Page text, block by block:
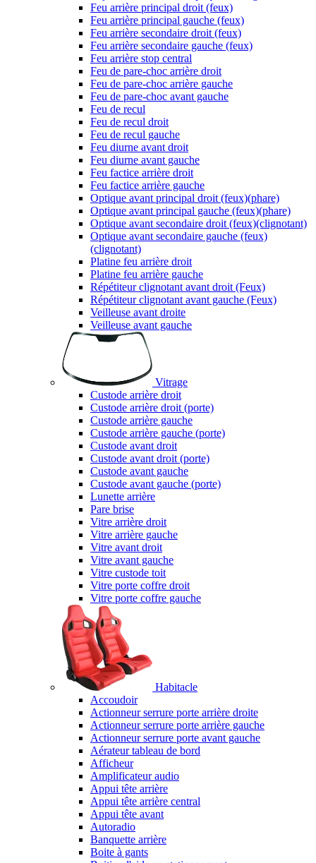
Feu arrière principal droit (feux)
Feu arrière principal gauche (feux)
Feu arrière secondaire droit (feux)
Feu arrière secondaire gauche (feux)
Feu arrière stop central
Feu de pare-choc arrière droit
Feu de pare-choc arrière gauche
Feu de pare-choc avant gauche
Feu de recul
Feu de recul droit
Feu de recul gauche
Feu diurne avant droit
Feu diurne avant gauche
Feu factice arrière droit
Feu factice arrière gauche
Optique avant principal droit (feux)(phare)
Optique avant principal gauche (feux)(phare)
Optique avant secondaire droit (feux)(clignotant)
Optique avant secondaire gauche (feux)
(clignotant)
Platine feu arrière droit
Platine feu arrière gauche
Répétiteur clignotant avant droit (Feux)
Répétiteur clignotant avant gauche (Feux)
Veilleuse avant droite
Veilleuse avant gauche
Vitrage
Custode arrière droit
Custode arrière droit (porte)
Custode arrière gauche
Custode arrière gauche (porte)
Custode avant droit
Custode avant droit (porte)
Custode avant gauche
Custode avant gauche (porte)
Lunette arrière
Pare brise
Vitre arrière droit
Vitre arrière gauche
Vitre avant droit
Vitre avant gauche
Vitre custode toit
Vitre porte coffre droit
Vitre porte coffre gauche
Habitacle
Accoudoir
Actionneur serrure porte arrière droite
Actionneur serrure porte arrière gauche
Actionneur serrure porte avant gauche
Aérateur tableau de bord
Afficheur
Amplificateur audio
Appui tête arrière
Appui tête arrière central
Appui tête avant
Autoradio
Banquette arrière
Boite à gants